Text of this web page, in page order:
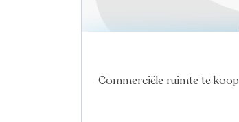
Commerciële ruimte te koop